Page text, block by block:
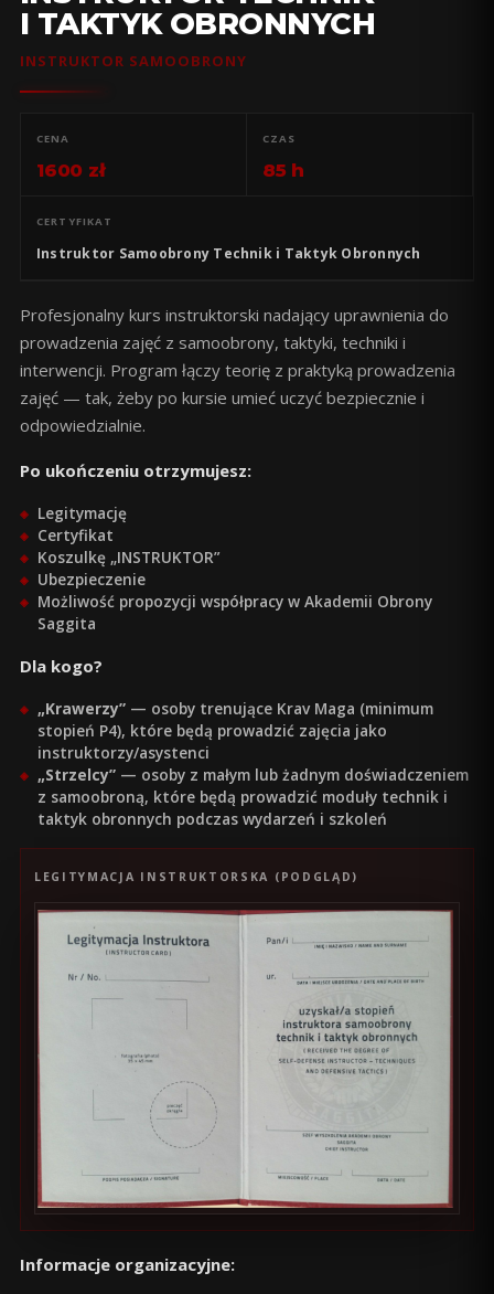
I TAKTYK OBRONNYCH
INSTRUKTOR SAMOOBRONY
CENA
1600 zł
CZAS
85 h
CERTYFIKAT
Instruktor Samoobrony Technik i Taktyk Obronnych
Profesjonalny kurs instruktorski nadający uprawnienia do
prowadzenia zajęć z samoobrony, taktyki, techniki i
interwencji. Program łączy teorię z praktyką prowadzenia
zajęć — tak, żeby po kursie umieć uczyć bezpiecznie i
odpowiedzialnie.
Po ukończeniu otrzymujesz:
Legitymację
Certyfikat
Koszulkę „INSTRUKTOR”
Ubezpieczenie
Możliwość propozycji współpracy w Akademii Obrony
Saggita
Dla kogo?
„Krawerzy”— osoby trenujące Krav Maga (minimum
stopień P4), które będą prowadzić zajęcia jako
instruktorzy/asystenci
„Strzelcy”— osoby z małym lub żadnym doświadczeniem
z samoobroną, które będą prowadzić moduły technik i
taktyk obronnych podczas wydarzeń i szkoleń
LEGITYMACJA INSTRUKTORSKA (PODGLĄD)
Informacje organizacyjne: